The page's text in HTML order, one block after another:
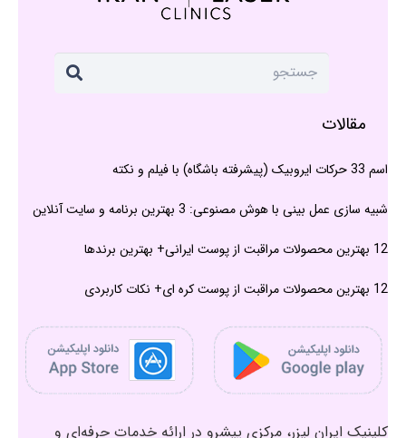
مقالات
اسم 33 حرکات ایروبیک (پیشرفته باشگاه) با فیلم و نکته
شبیه سازی عمل بینی با هوش مصنوعی: 3 بهترین برنامه و سایت آنلاین
12 بهترین محصولات مراقبت از پوست ایرانی+ بهترین برندها
12 بهترین محصولات مراقبت از پوست کره ای+ نکات کاربردی
کلینیک ایران لیزر، مرکزی پیشرو در ارائه خدمات حرفه‌ای و